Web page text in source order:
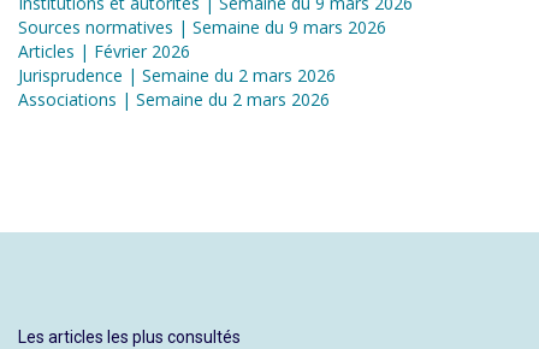
Sources normatives | Semaine du 9 mars 2026
Articles | Février 2026
Jurisprudence | Semaine du 2 mars 2026
Associations | Semaine du 2 mars 2026
Les articles les plus consultés